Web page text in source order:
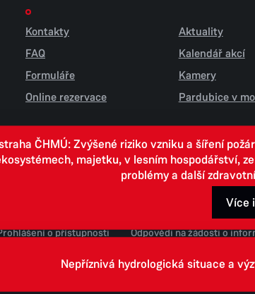
Kontakty
FAQ
Formuláře
Online rezervace
Aktuality
Kalendář akcí
Kamery
Pardubice v
o přístupnosti
Odpovědi na žádosti o
ČHMÚ: Zvýšené riziko vzniku a šíření
majetku, v lesním hospodářství,
problémy a další
Více
Nepříznivá hydrologická situace a